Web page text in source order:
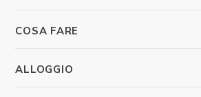
COSA FARE
ALLOGGIO